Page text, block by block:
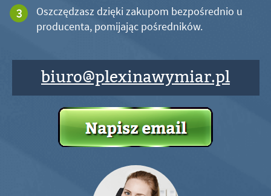
Oszczędzasz dzięki zakupom bezpośrednio u
producenta, pomijając pośredników.
biuro@plexinawymiar.pl